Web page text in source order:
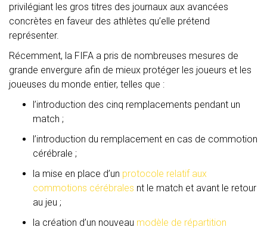
privilégiant les gros titres des journaux aux avancées
concrètes en faveur des athlètes qu’elle prétend
représenter.
Récemment, la FIFA a pris de nombreuses mesures de
grande envergure afin de mieux protéger les joueurs et les
joueuses du monde entier, telles que :
l’introduction des cinq remplacements pendant un
match ;
l’introduction du remplacement en cas de commotion
cérébrale ;
la mise en place d’un protocole relatif aux
commotions cérébrales nt le match et avant le retour
au jeu ;
la création d’un nouveau modèle de répartition